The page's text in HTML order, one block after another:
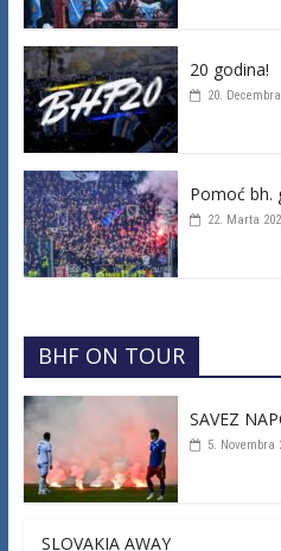
20 godina!
20.
Pomoć bh.
22. Marta
BHF ON TOUR
SAVEZ
5. Novembra
SLOVAKIA AWAY